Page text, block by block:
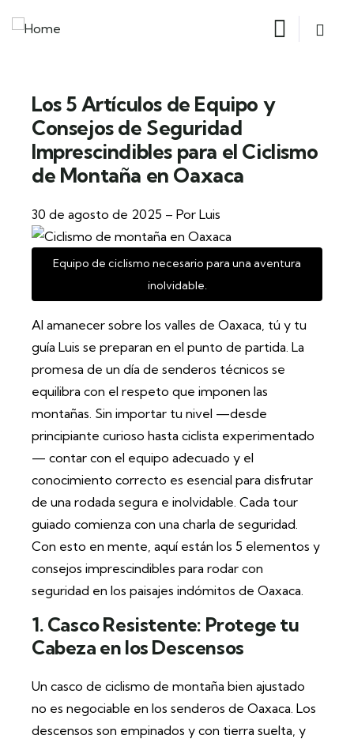
Los 5 Artículos de Equipo y
Consejos de Seguridad
Imprescindibles para el Ciclismo
de Montaña en Oaxaca
30 de agosto de 2025 – Por Luis
Equipo de ciclismo necesario para una aventura
inolvidable.
Al amanecer sobre los valles de Oaxaca, tú y tu
guía Luis se preparan en el punto de partida. La
promesa de un día de senderos técnicos se
equilibra con el respeto que imponen las
montañas. Sin importar tu nivel —desde
principiante curioso hasta ciclista experimentado
— contar con el equipo adecuado y el
conocimiento correcto es esencial para disfrutar
de una rodada segura e inolvidable. Cada tour
guiado comienza con una charla de seguridad.
Con esto en mente, aquí están los 5 elementos y
consejos imprescindibles para rodar con
seguridad en los paisajes indómitos de Oaxaca.
1. Casco Resistente: Protege tu
Cabeza en los Descensos
Un casco de ciclismo de montaña bien ajustado
no es negociable en los senderos de Oaxaca. Los
descensos son empinados y con tierra suelta, y